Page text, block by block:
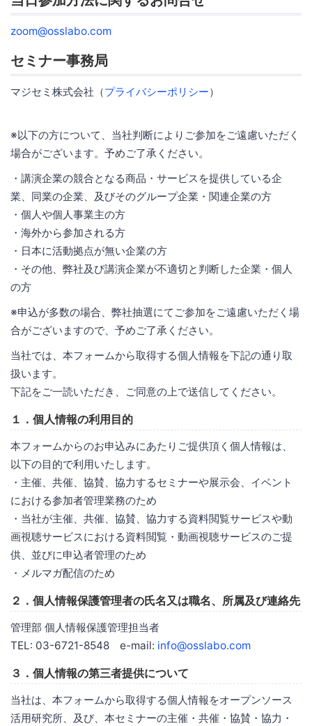
zoom@osslabo.com
セミナー事務局
マジセミ株式会社（プライバシーポリシー）
※以下の方について、当社判断によりご参加をご遠慮いただく
場合がございます。予めご了承ください。
・講演企業の競合となる商品・サービスを提供している企
業、同業の企業、及びそのグループ企業・関連企業の方
・個人や個人事業主の方
・海外から参加される方
・日本に活動拠点が無い企業の方
・その他、弊社及び講演企業が不適切と判断した企業・個人
の方
※申込が多数の場合、弊社抽選にてご参加をご遠慮いただく場
合がございますので、予めご了承ください。
当社では、本フォームから取得する個人情報を下記の通り取
扱います。
下記をご一読いただき、ご同意の上で送信してください。
１．個人情報の利用目的
本フォームからのお申込みにあたりご提供頂く個人情報は、
以下の目的で利用いたします。
・主催、共催、協賛、協力するセミナーや展示会、イベント
における参加者管理業務のため
・当社が主催、共催、協賛、協力する資料閲覧サービスや動
画視聴サービスにおける資料閲覧・動画視聴サービスのご提
供、並びに申込者管理のため
・メルマガ配信のため
２．個人情報保護管理者の氏名又は職名、所属及び連絡先
管理部 個人情報保護管理担当者
TEL: 03-6721-8548 e-mail: info@osslabo.com
３．個人情報の第三者提供について
当社は、本フォームから取得する個人情報をオープンソース
活用研究所、及び、本セミナーの主催・共催・協賛・協力・